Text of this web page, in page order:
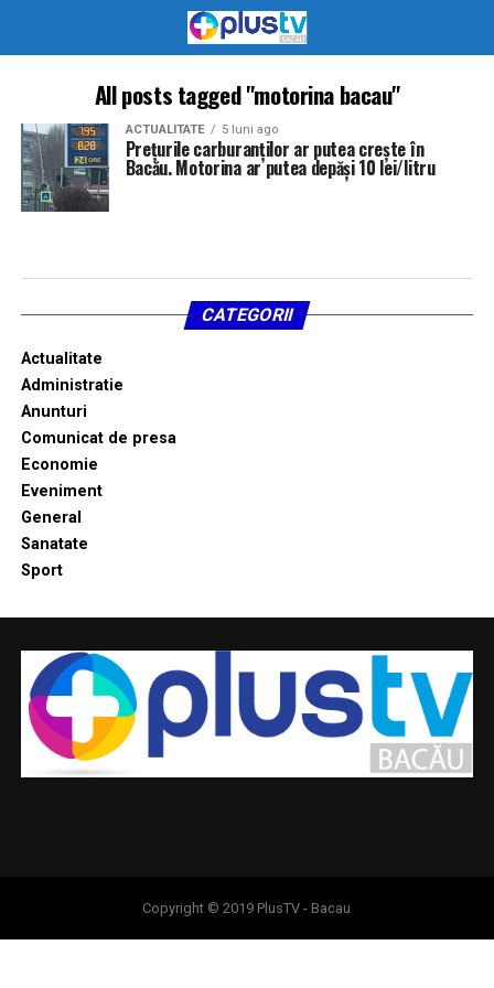
All posts tagged "motorina bacau"
ACTUALITATE 5 luni ago
Prețurile carburanților ar putea crește în
Bacău. Motorina ar putea depăși 10 lei/litru
CATEGORII
Actualitate
Administratie
Anunturi
Comunicat de presa
Economie
Eveniment
General
Sanatate
Sport
Copyright © 2019 PlusTV - Bacau